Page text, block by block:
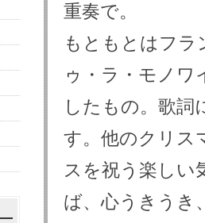
重奏で。
もともとはフラ
ゥ・ラ・モノ
したもの。歌詞
す。他のクリス
スを祝う楽しい
ば、心うきうき